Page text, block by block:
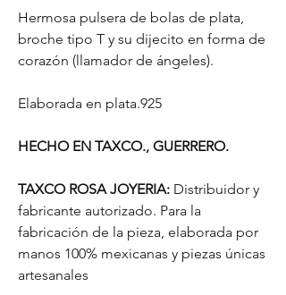
Hermosa pulsera de bolas de plata,
broche tipo T y su dijecito en forma de
corazón (llamador de ángeles).
Elaborada en plata.925
HECHO EN TAXCO., GUERRERO.
TAXCO ROSA JOYERIA: Distribuidor y
fabricante autorizado. Para la
fabricación de la pieza, elaborada por
manos 100% mexicanas y piezas únicas
artesanales